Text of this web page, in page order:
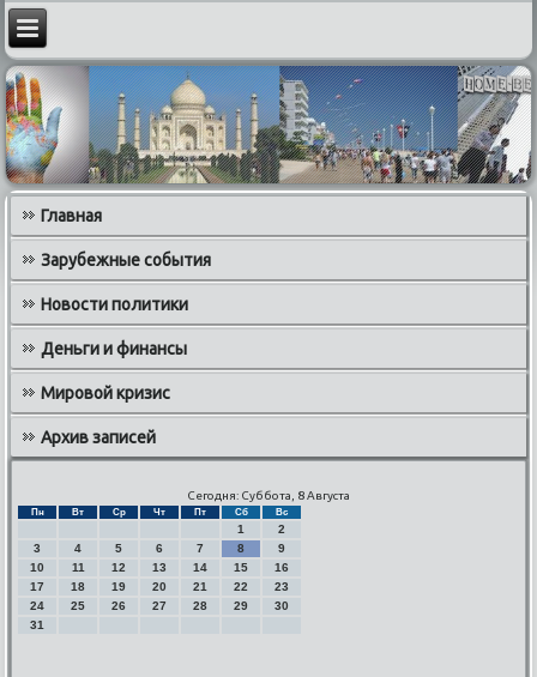
Главная
Зарубежные события
Новости политики
Деньги и финансы
Мировой кризис
Архив записей
Сегодня: Суббота, 8 Августа
Пн Вт Ср Чт Пт Сб Вс
1
2
3
4 5 6 7 8
9
10
11 12 13 14 15
16
17
18 19 20 21 22
23
24
25 26 27 28 29
30
31